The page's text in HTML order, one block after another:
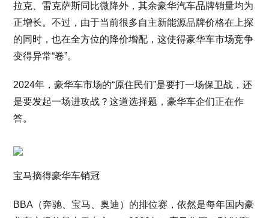
拉克、雷克萨斯同比微降外，其余豪华汽车品牌销量均为
正增长。不过，由于当前很多自主新能源品牌价格在上探
的同时，也在全方位的降价增配，这使得豪华车市场竞争
变得异常“卷”。
2024年，豪华车市场的“原住民们”是要打一场保卫战，还
是要发起一场进攻战？这道选择题，豪华车企们正在作
答。
宝马摘得豪华车销冠
BBA（奔驰、宝马、奥迪）的排位赛，依然是每年国内豪